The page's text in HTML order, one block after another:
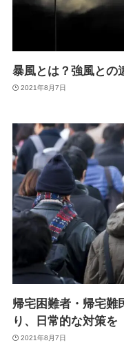
暴風とは？強風との
2021年8月7日
帰宅困難者・帰宅難
り、日常的な対策を
2021年8月7日